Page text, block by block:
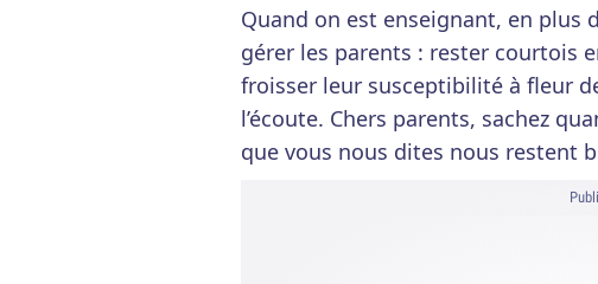
Quand on est enseignant, en plus
gérer les parents : rester courtois
froisser leur susceptibilité à fleur
l’écoute. Chers parents, sachez
que vous nous dites nous restent